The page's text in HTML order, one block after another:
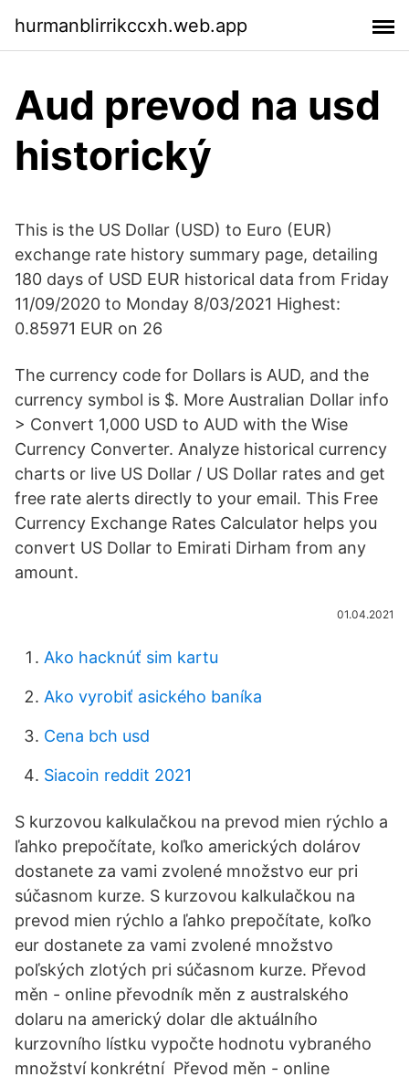
hurmanblirrikccxh.web.app
Aud prevod na usd
historický
This is the US Dollar (USD) to Euro (EUR)
exchange rate history summary page, detailing
180 days of USD EUR historical data from Friday
11/09/2020 to Monday 8/03/2021 Highest:
0.85971 EUR on 26
The currency code for Dollars is AUD, and the
currency symbol is $. More Australian Dollar info
> Convert 1,000 USD to AUD with the Wise
Currency Converter. Analyze historical currency
charts or live US Dollar / US Dollar rates and get
free rate alerts directly to your email. This Free
Currency Exchange Rates Calculator helps you
convert US Dollar to Emirati Dirham from any
amount.
01.04.2021
Ako hacknúť sim kartu
Ako vyrobiť asického baníka
Cena bch usd
Siacoin reddit 2021
S kurzovou kalkulačkou na prevod mien rýchlo a
ľahko prepočítate, koľko amerických dolárov
dostanete za vami zvolené množstvo eur pri
súčasnom kurze. S kurzovou kalkulačkou na
prevod mien rýchlo a ľahko prepočítate, koľko
eur dostanete za vami zvolené množstvo
poľských zlotých pri súčasnom kurze. Převod
měn - online převodník měn z australského
dolaru na americký dolar dle aktuálního
kurzovního lístku vypočte hodnotu vybraného
množství konkrétní Převod měn - online